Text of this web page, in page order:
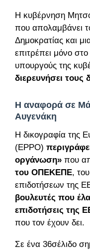
Η κυβέρνηση
που απολαμβάνει
Δημοκρατίας και
επιτρέπει μόνο στο
υπουργούς της
διερευνήσει τους
Η αναφορά σε
Αυγενάκη
Η δικογραφία της
(EPPO)
οργάνωση» που
του ΟΠΕΚΕΠΕ,
επιδοτήσεων της
βουλευτές που
επιδοτήσεις της
που τον έχουν δει.
Σε ένα 36σέλιδο